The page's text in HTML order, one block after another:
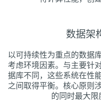
数据架
以可持续性为重点的数据
考虑环境因素。与主要针
据库不同，这些系统在性
之间取得平衡。核心原则
的同时最大限